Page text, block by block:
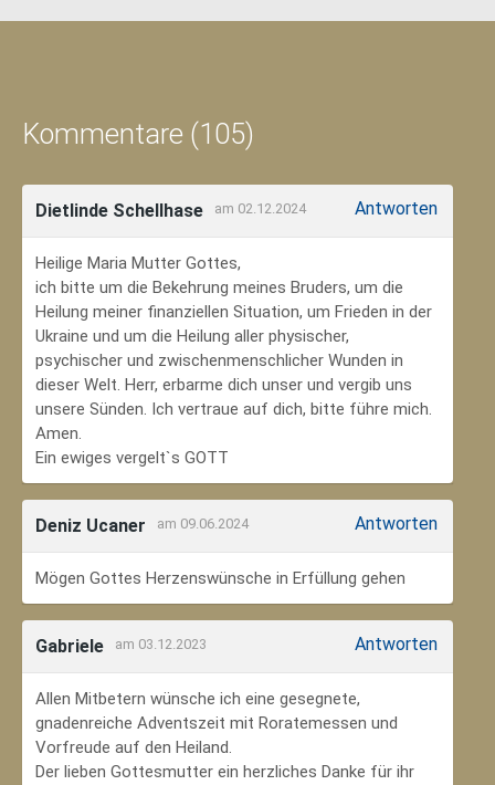
Kommentare (105)
Dietlinde Schellhase am 02.12.2024 Antworten
Heilige Maria Mutter Gottes,
ich bitte um die Bekehrung meines Bruders, um die
Heilung meiner finanziellen Situation, um Frieden in der
Ukraine und um die Heilung aller physischer,
psychischer und zwischenmenschlicher Wunden in
dieser Welt. Herr, erbarme dich unser und vergib uns
unsere Sünden. Ich vertraue auf dich, bitte führe mich.
Amen.
Ein ewiges vergelt`s GOTT
Deniz Ucaner am 09.06.2024 Antworten
Mögen Gottes Herzenswünsche in Erfüllung gehen
Gabriele am 03.12.2023 Antworten
Allen Mitbetern wünsche ich eine gesegnete,
gnadenreiche Adventszeit mit Roratemessen und
Vorfreude auf den Heiland.
Der lieben Gottesmutter ein herzliches Danke für ihr